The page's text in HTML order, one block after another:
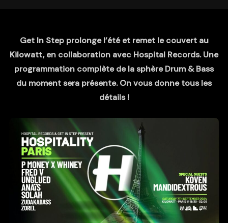
Get In Step prolonge l’été et remet le couvert au
Kilowatt, en collaboration avec Hospital Records. Une
programmation complète de la sphère Drum & Bass
du moment sera présente. On vous donne tous les
détails !